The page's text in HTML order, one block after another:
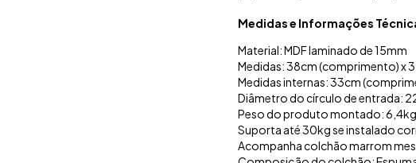
Medidas e Informações
Material: MDF laminado de 15mm
Medidas: 38cm (comprimento) x
Medidas internas: 33cm
Diâmetro do círculo de entrada:
Peso do produto montado: 6,4kg
Suporta até 30kg se instalado
Acompanha colchão marrom